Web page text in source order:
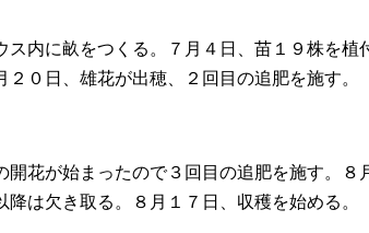
ス内に畝をつくる。７月４日、苗１９株を植
２０日、雄花が出穂、２回目の追肥を施す。
開花が始まったので３回目の追肥を施す。８
降は欠き取る。８月１７日、収穫を始める。